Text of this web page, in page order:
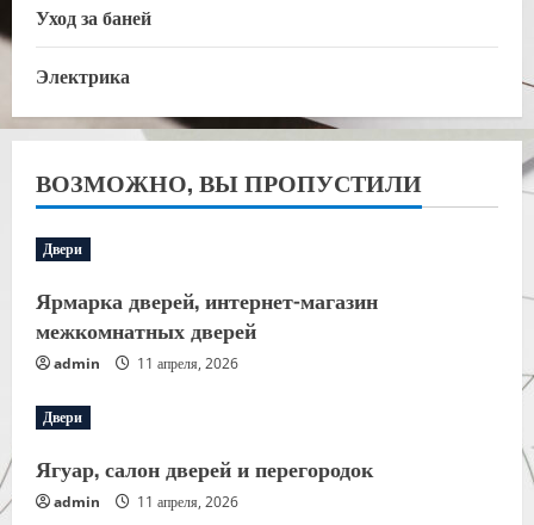
Уход за баней
Электрика
ВОЗМОЖНО, ВЫ ПРОПУСТИЛИ
Двери
Ярмарка дверей, интернет-магазин
межкомнатных дверей
admin 11 апреля, 2026
Двери
Ягуар, салон дверей и перегородок
admin 11 апреля, 2026